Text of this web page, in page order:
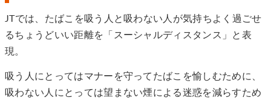
JTでは、たばこを吸う人と吸わない人が気持ちよく過ごせ
るちょうどいい距離を「スーシャルディスタンス」と表
現。
吸う人にとってはマナーを守ってたばこを愉しむために、
吸わない人にとっては望まない煙による迷惑を減らすため